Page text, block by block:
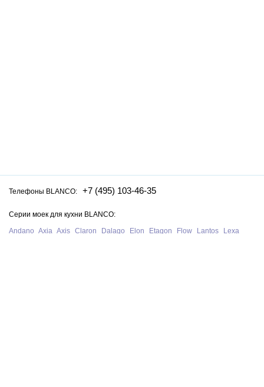
Телефоны BLANCO: +7 (495) 103-46-35
Серии моек для кухни BLANCO:
Andano Axia Axis Claron Dalago Elon Etagon Flow Lantos
Lexa